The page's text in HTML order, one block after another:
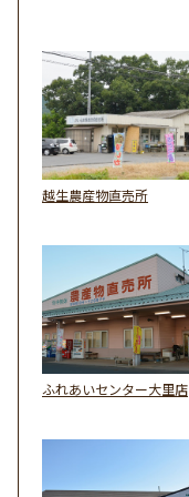
越生農産物直売所
ふれあいセンター大里店